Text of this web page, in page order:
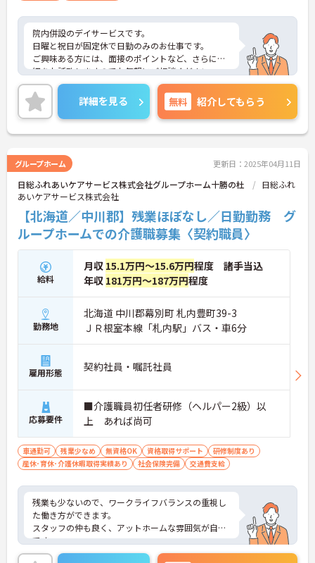
院内併設のデイサービスです。
日曜と祝日が固定休で日勤のみのお仕事です。
ご興味ある方には、面接のポイントなど、さらに詳
細をお話致しますのでお気軽にご相談ください。
詳細を見る 無料 紹介してもらう
グループホーム 更新日：2025年04月11日
日総ふれあいケアサービス株式会社グループホーム十勝の杜
日総ふれ
あいケアサービス株式会社
【北海道／中川郡】残業ほぼなし／日勤勤務 グ
ループホームでの介護職募集〈契約職員〉
給料
月収 15.1万円～15.6万円程度 諸手当込
年収 181万円～187万円程度
勤務地
北海道 中川郡幕別町 札内豊町39-3
ＪＲ根室本線「札内駅」バス・車6分
雇用形態 契約社員・嘱託社員
応募要件
■介護職員初任者研修（ヘルパー2級）以
上 あれば尚可
車通勤可 残業少なめ 無資格OK 資格取得サポート
研修制度あり
産休･育休･介護休暇取得実績あり
社会保険完備 交通費支給
残業も少ないので、ワークライフバランスの重視し
た働き方ができます。
スタッフの仲も良く、アットホームな雰囲気が自慢
です。
ご興味ある方には、面接対策ポイントなど、詳細を